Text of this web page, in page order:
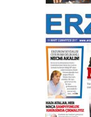
Bir
31
A.
BİR
28